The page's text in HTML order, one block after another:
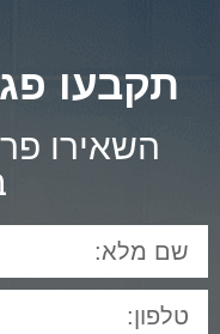
תקבעו
השאירו